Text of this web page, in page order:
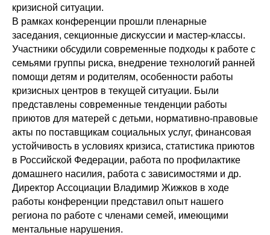
кризисной ситуации.
В рамках конференции прошли пленарные
заседания, секционные дискуссии и мастер‑классы.
Участники обсудили современные подходы к работе с
семьями группы риска, внедрение технологий ранней
помощи детям и родителям, особенности работы
кризисных центров в текущей ситуации. Были
представлены современные тенденции работы
приютов для матерей с детьми, нормативно-правовые
акты по поставщикам социальных услуг, финансовая
устойчивость в условиях кризиса, статистика приютов
в Российской Федерации, работа по профилактике
домашнего насилия, работа с зависимостями и др.
Директор Ассоциации Владимир Жижков в ходе
работы конференции представил опыт нашего
региона по работе с членами семей, имеющими
ментальные нарушения.